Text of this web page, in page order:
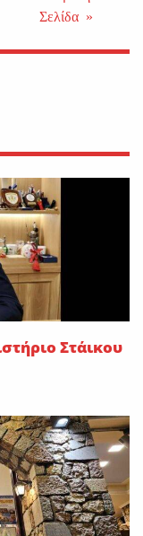
Σελίδα »
Στάικου